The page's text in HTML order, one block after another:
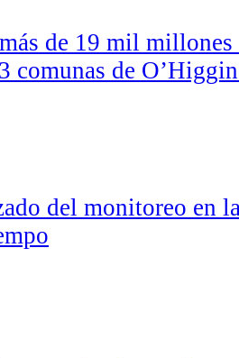
de 19 mil millones
comunas de
del monitoreo en